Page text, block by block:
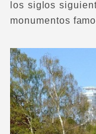
los siglos
monumentos